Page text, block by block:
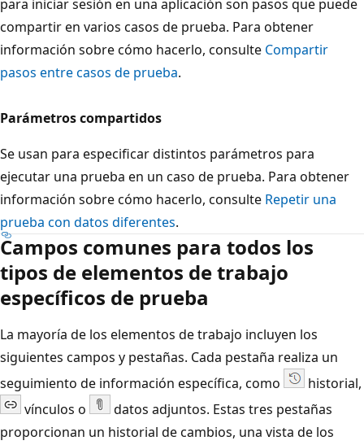
para iniciar sesión en una aplicación son pasos que puede
compartir en varios casos de prueba. Para obtener
información sobre cómo hacerlo, consulte Compartir
pasos entre casos de prueba.
Parámetros compartidos
Se usan para especificar distintos parámetros para
ejecutar una prueba en un caso de prueba. Para obtener
información sobre cómo hacerlo, consulte Repetir una
prueba con datos diferentes.
Campos comunes para todos los
tipos de elementos de trabajo
específicos de prueba
La mayoría de los elementos de trabajo incluyen los
siguientes campos y pestañas. Cada pestaña realiza un
seguimiento de información específica, como
historial,
vínculos o
datos adjuntos. Estas tres pestañas
proporcionan un historial de cambios, una vista de los